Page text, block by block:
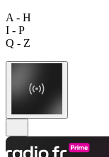
A - H
I - P
Q - Z